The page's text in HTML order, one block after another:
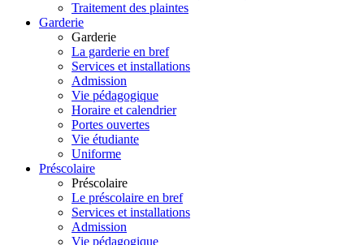
Traitement des plaintes
Garderie
Garderie
La garderie en bref
Services et installations
Admission
Vie pédagogique
Horaire et calendrier
Portes ouvertes
Vie étudiante
Uniforme
Préscolaire
Préscolaire
Le préscolaire en bref
Services et installations
Admission
Vie pédagogique